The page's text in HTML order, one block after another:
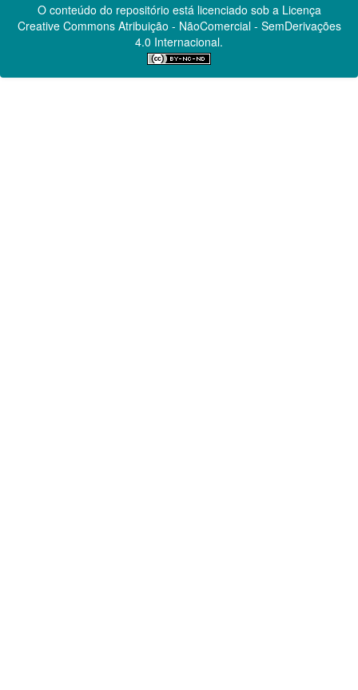
O conteúdo do repositório está licenciado sob a Licença
Creative CommonsAtribuição - NãoComercial - SemDerivações
4.0 Internacional.